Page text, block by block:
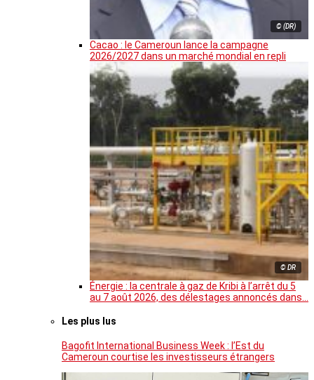
© (DR)
Cacao : le Cameroun lance la campagne
2026/2027 dans un marché mondial en repli
© DR
Énergie : la centrale à gaz de Kribi à l’arrêt du 5
au 7 août 2026, des délestages annoncés dans…
Les plus lus
Bagofit International Business Week : l’Est du
Cameroun courtise les investisseurs étrangers